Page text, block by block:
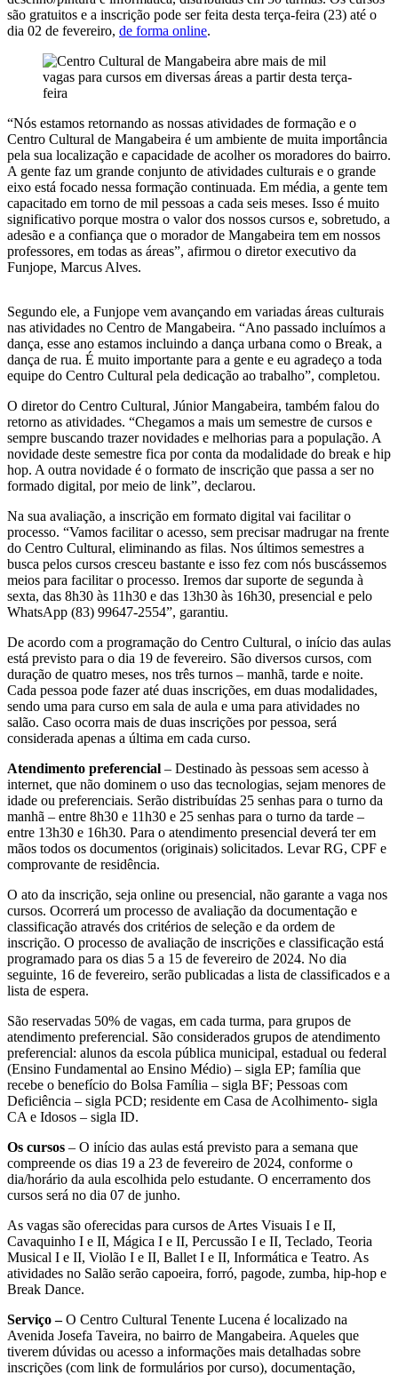
são gratuitos e a inscrição pode ser feita desta terça-feira (23) até o
dia 02 de fevereiro, de forma online.
“Nós estamos retornando as nossas atividades de formação e o
Centro Cultural de Mangabeira é um ambiente de muita importância
pela sua localização e capacidade de acolher os moradores do bairro.
A gente faz um grande conjunto de atividades culturais e o grande
eixo está focado nessa formação continuada. Em média, a gente tem
capacitado em torno de mil pessoas a cada seis meses. Isso é muito
significativo porque mostra o valor dos nossos cursos e, sobretudo, a
adesão e a confiança que o morador de Mangabeira tem em nossos
professores, em todas as áreas”, afirmou o diretor executivo da
Funjope, Marcus Alves.
Segundo ele, a Funjope vem avançando em variadas áreas culturais
nas atividades no Centro de Mangabeira. “Ano passado incluímos a
dança, esse ano estamos incluindo a dança urbana como o Break, a
dança de rua. É muito importante para a gente e eu agradeço a toda
equipe do Centro Cultural pela dedicação ao trabalho”, completou.
O diretor do Centro Cultural, Júnior Mangabeira, também falou do
retorno as atividades. “Chegamos a mais um semestre de cursos e
sempre buscando trazer novidades e melhorias para a população. A
novidade deste semestre fica por conta da modalidade do break e hip
hop. A outra novidade é o formato de inscrição que passa a ser no
formado digital, por meio de link”, declarou.
Na sua avaliação, a inscrição em formato digital vai facilitar o
processo. “Vamos facilitar o acesso, sem precisar madrugar na frente
do Centro Cultural, eliminando as filas. Nos últimos semestres a
busca pelos cursos cresceu bastante e isso fez com nós buscássemos
meios para facilitar o processo. Iremos dar suporte de segunda à
sexta, das 8h30 às 11h30 e das 13h30 às 16h30, presencial e pelo
WhatsApp (83) 99647-2554”, garantiu.
De acordo com a programação do Centro Cultural, o início das aulas
está previsto para o dia 19 de fevereiro. São diversos cursos, com
duração de quatro meses, nos três turnos – manhã, tarde e noite.
Cada pessoa pode fazer até duas inscrições, em duas modalidades,
sendo uma para curso em sala de aula e uma para atividades no
salão. Caso ocorra mais de duas inscrições por pessoa, será
considerada apenas a última em cada curso.
Atendimento preferencial – Destinado às pessoas sem acesso à
internet, que não dominem o uso das tecnologias, sejam menores de
idade ou preferenciais. Serão distribuídas 25 senhas para o turno da
manhã – entre 8h30 e 11h30 e 25 senhas para o turno da tarde –
entre 13h30 e 16h30. Para o atendimento presencial deverá ter em
mãos todos os documentos (originais) solicitados. Levar RG, CPF e
comprovante de residência.
O ato da inscrição, seja online ou presencial, não garante a vaga nos
cursos. Ocorrerá um processo de avaliação da documentação e
classificação através dos critérios de seleção e da ordem de
inscrição. O processo de avaliação de inscrições e classificação está
programado para os dias 5 a 15 de fevereiro de 2024. No dia
seguinte, 16 de fevereiro, serão publicadas a lista de classificados e a
lista de espera.
São reservadas 50% de vagas, em cada turma, para grupos de
atendimento preferencial. São considerados grupos de atendimento
preferencial: alunos da escola pública municipal, estadual ou federal
(Ensino Fundamental ao Ensino Médio) – sigla EP; família que
recebe o benefício do Bolsa Família – sigla BF; Pessoas com
Deficiência – sigla PCD; residente em Casa de Acolhimento- sigla
CA e Idosos – sigla ID.
Os cursos – O início das aulas está previsto para a semana que
compreende os dias 19 a 23 de fevereiro de 2024, conforme o
dia/horário da aula escolhida pelo estudante. O encerramento dos
cursos será no dia 07 de junho.
As vagas são oferecidas para cursos de Artes Visuais I e II,
Cavaquinho I e II, Mágica I e II, Percussão I e II, Teclado, Teoria
Musical I e II, Violão I e II, Ballet I e II, Informática e Teatro. As
atividades no Salão serão capoeira, forró, pagode, zumba, hip-hop e
Break Dance.
Serviço –O Centro Cultural Tenente Lucena é localizado na
Avenida Josefa Taveira, no bairro de Mangabeira. Aqueles que
tiverem dúvidas ou acesso a informações mais detalhadas sobre
inscrições (com link de formulários por curso), documentação,